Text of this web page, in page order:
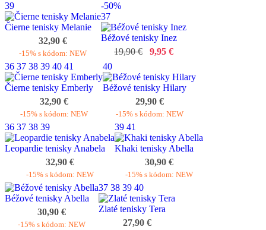
39
Čierne tenisky Melanie
32,90 €
-15% s kódom: NEW
-50%
37
Béžové tenisky Inez
19,90 €
9,95 €
36 37 38 39 40 41
Čierne tenisky Emberly
32,90 €
-15% s kódom: NEW
40
Béžové tenisky Hilary
29,90 €
-15% s kódom: NEW
36 37 38 39
Leopardie tenisky Anabela
32,90 €
-15% s kódom: NEW
39 41
Khaki tenisky Abella
30,90 €
-15% s kódom: NEW
Béžové tenisky Abella
30,90 €
-15% s kódom: NEW
37 38 39 40
Zlaté tenisky Tera
27,90 €